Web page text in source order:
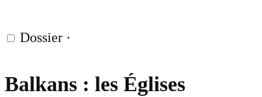
Dossier ·
Balkans : les Églises